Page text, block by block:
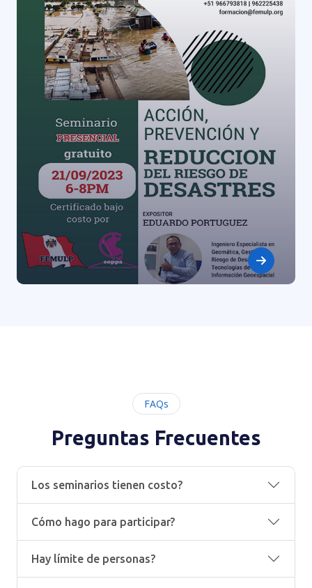
FAQs
Preguntas Frecuentes
Los seminarios tienen costo?
Cómo hago para participar?
Hay límite de personas?